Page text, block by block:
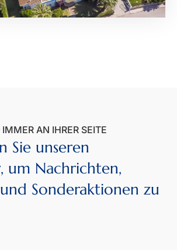
AN IHRER SEITE
Sie unseren
um Nachrichten,
Sonderaktionen zu